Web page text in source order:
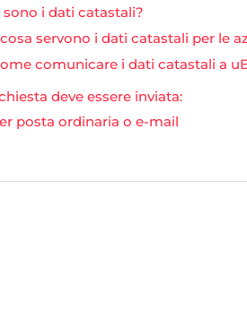
sono i dati catastali?
servono i dati catastali per le
comunicare i dati catastali a
deve essere inviata:
posta ordinaria o e-mail